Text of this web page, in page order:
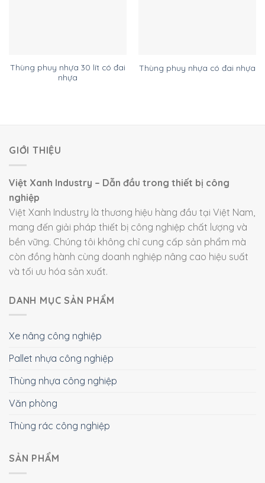
Thùng phuy nhựa 30 lít có đai
nhựa
Thùng phuy nhựa có đai nhựa
GIỚI THIỆU
Việt Xanh Industry – Dẫn đầu trong thiết bị công
nghiệp
Việt Xanh Industry là thương hiệu hàng đầu tại Việt Nam,
mang đến giải pháp thiết bị công nghiệp chất lượng và
bền vững. Chúng tôi không chỉ cung cấp sản phẩm mà
còn đồng hành cùng doanh nghiệp nâng cao hiệu suất
và tối ưu hóa sản xuất.
DANH MỤC SẢN PHẨM
Xe nâng công nghiệp
Pallet nhựa công nghiệp
Thùng nhựa công nghiệp
Văn phòng
Thùng rác công nghiệp
SẢN PHẨM